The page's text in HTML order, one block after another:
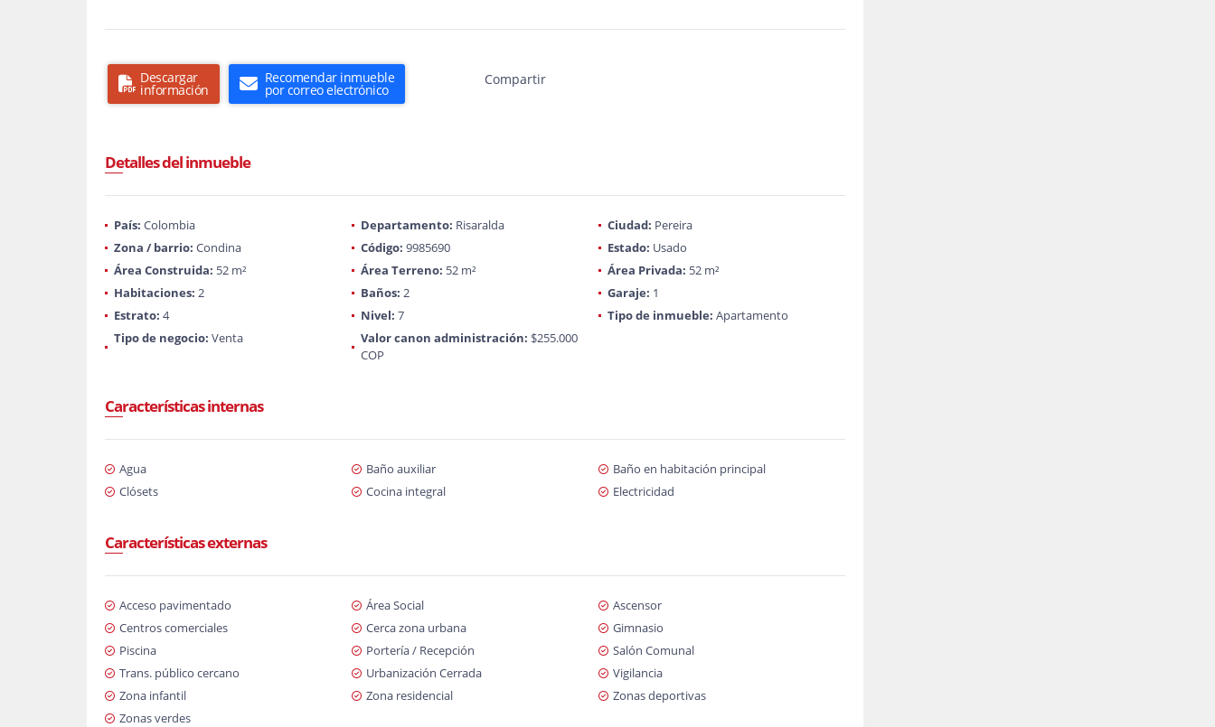
Descargar
información
Recomendar inmueble
por correo electrónico
Compartir
Detalles del inmueble
País: Colombia Departamento: Risaralda Ciudad: Pereira
Zona / barrio: Condina Código: 9985690 Estado: Usado
Área Construida: 52 m² Área Terreno: 52 m² Área Privada: 52 m²
Habitaciones: 2 Baños: 2 Garaje: 1
Estrato: 4 Nivel: 7 Tipo de inmueble: Apartamento
Tipo de negocio: Venta Valor canon administración: $255.000
COP
Características internas
Agua Baño auxiliar
Baño en habitación principal
Clósets
Cocina integral Electricidad
Características externas
Acceso pavimentado Área Social
Ascensor
Centros comerciales
Cerca zona urbana
Gimnasio
Piscina
Portería / Recepción
Salón Comunal
Trans. público cercano
Urbanización Cerrada
Vigilancia
Zona infantil
Zona residencial
Zonas deportivas
Zonas verdes